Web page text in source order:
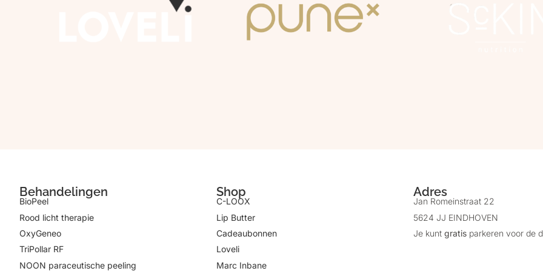
Behandelingen
BioPeel
Rood licht therapie
OxyGeneo
TriPollar RF
NOON paraceutische peeling
Shop
C-LOOX
Lip Butter
Cadeaubonnen
Loveli
Marc Inbane
Adres
Jan Romeinstraat 22
5624 JJ EINDHOVEN
Je kunt gratis parkeren voor de